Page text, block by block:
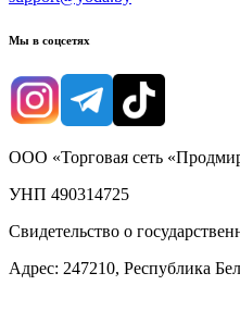
Мы в соцсетях
ООО «Торговая сеть
УНП 490314725
Свидетельство о
Адрес: 247210, Республика